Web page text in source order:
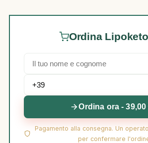
Ordina
Ordina ora - 39,00
Pagamento alla consegna. Un
per confermare